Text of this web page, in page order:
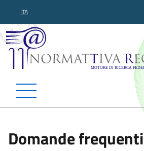
ITA
Normattiva
Domande frequenti